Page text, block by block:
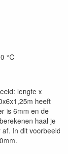
°C
lengte x
heeft
is 6mm en de
haal je
In dit voorbeeld